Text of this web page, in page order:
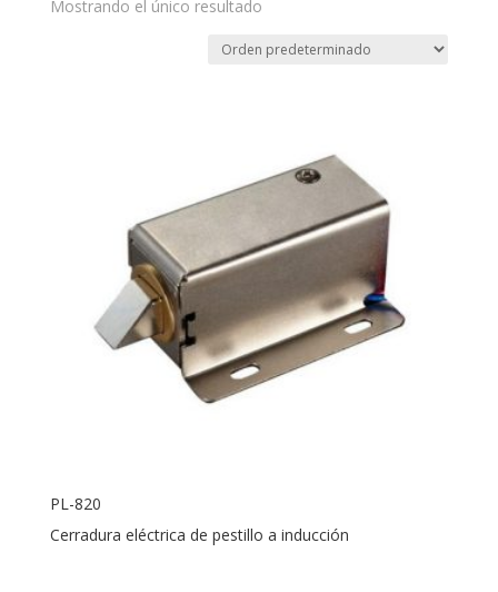
Mostrando el único resultado
PL-820
Cerradura eléctrica de pestillo a inducción